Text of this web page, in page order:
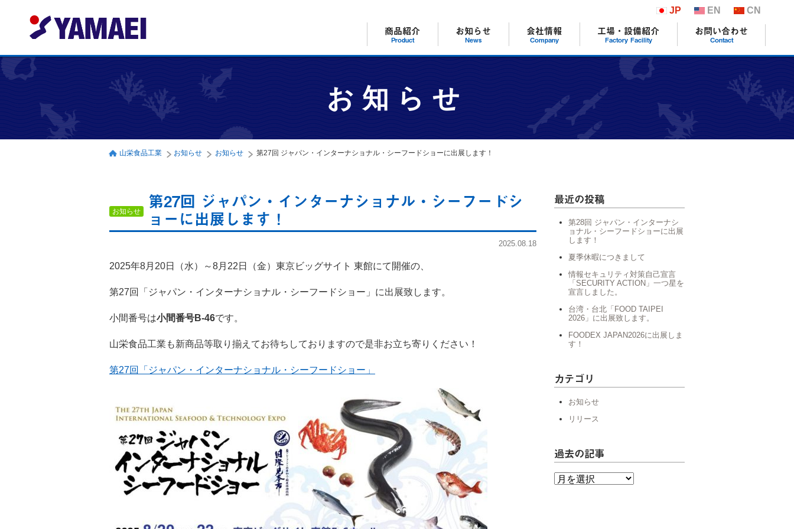
JP EN CN
商品紹介
Product
お知らせ
News
会社情報
Company
工場・設備紹介
Factory Facility
お問い合わせ
Contact
お知らせ
山栄食品工業 お知らせ お知らせ 第27回 ジャパン・インターナショナル・シーフードショーに出展します！
お知らせ 第27回 ジャパン・インターナショナル・シーフードシ
ョーに出展します！
2025.08.18
2025年8月20日（水）～8月22日（金） 東京ビッグサイト 東館にて 開催の、
第27回「ジャパン・インターナショナル・シーフードショー」 に出展致します。
小間番号は小間番号B-46です。
山栄食品工業も新商品等取り揃えてお待ちしておりますので是非お立ち寄りください！
第27回「ジャパン・インターナショナル・シーフードショー」
最近の投稿
第28回 ジャパン・インターナシ
ョナル・シーフードショーに出展
します！
夏季休暇につきまして
情報セキュリティ対策自己宣言
「SECURITY ACTION」一つ星を
宣言しました。
台湾・台北「FOOD TAIPEI
2026」に出展致します。
FOODEX JAPAN2026に出展しま
す！
カテゴリ
お知らせ
リリース
過去の記事